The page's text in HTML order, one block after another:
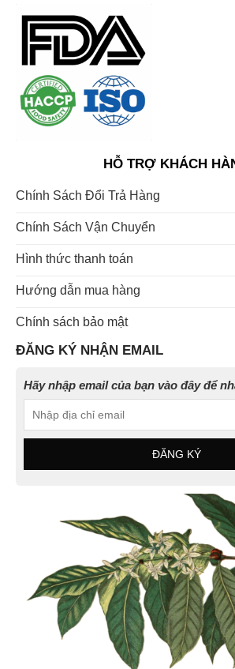
HỖ TRỢ KHÁCH
Chính Sách Đổi Trả Hàng
Chính Sách Vận Chuyển
Hình thức thanh toán
Hướng dẫn mua hàng
Chính sách bảo mật
ĐĂNG KÝ NHẬN EMAIL
Hãy nhập email của bạn vào đây để